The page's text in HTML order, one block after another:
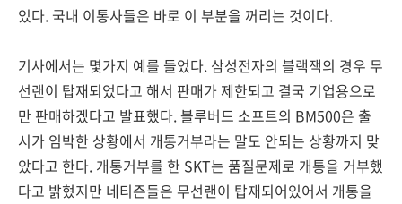
있다. 국내 이통사들은 바로 이 부분을 꺼리는 것이다.
기사에서는 몇가지 예를 들었다. 삼성전자의 블랙잭의 경우 무
선랜이 탑재되었다고 해서 판매가 제한되고 결국 기업용으로
만 판매하겠다고 발표했다. 블루버드 소프트의 BM500은 출
시가 임박한 상황에서 개통거부라는 말도 안되는 상황까지 맞
았다고 한다. 개통거부를 한 SKT는 품질문제로 개통을 거부했
다고 밝혔지만 네티즌들은 무선랜이 탑재되어있어서 개통을